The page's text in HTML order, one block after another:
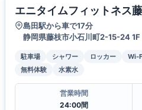
エニタイムフィットネス
島田駅から車で17分
静岡県藤枝市小石川町2-15-24 1F
駐車場 シャワー ロッカー Wi-
無料体験
水素水
営業時間
24:00間